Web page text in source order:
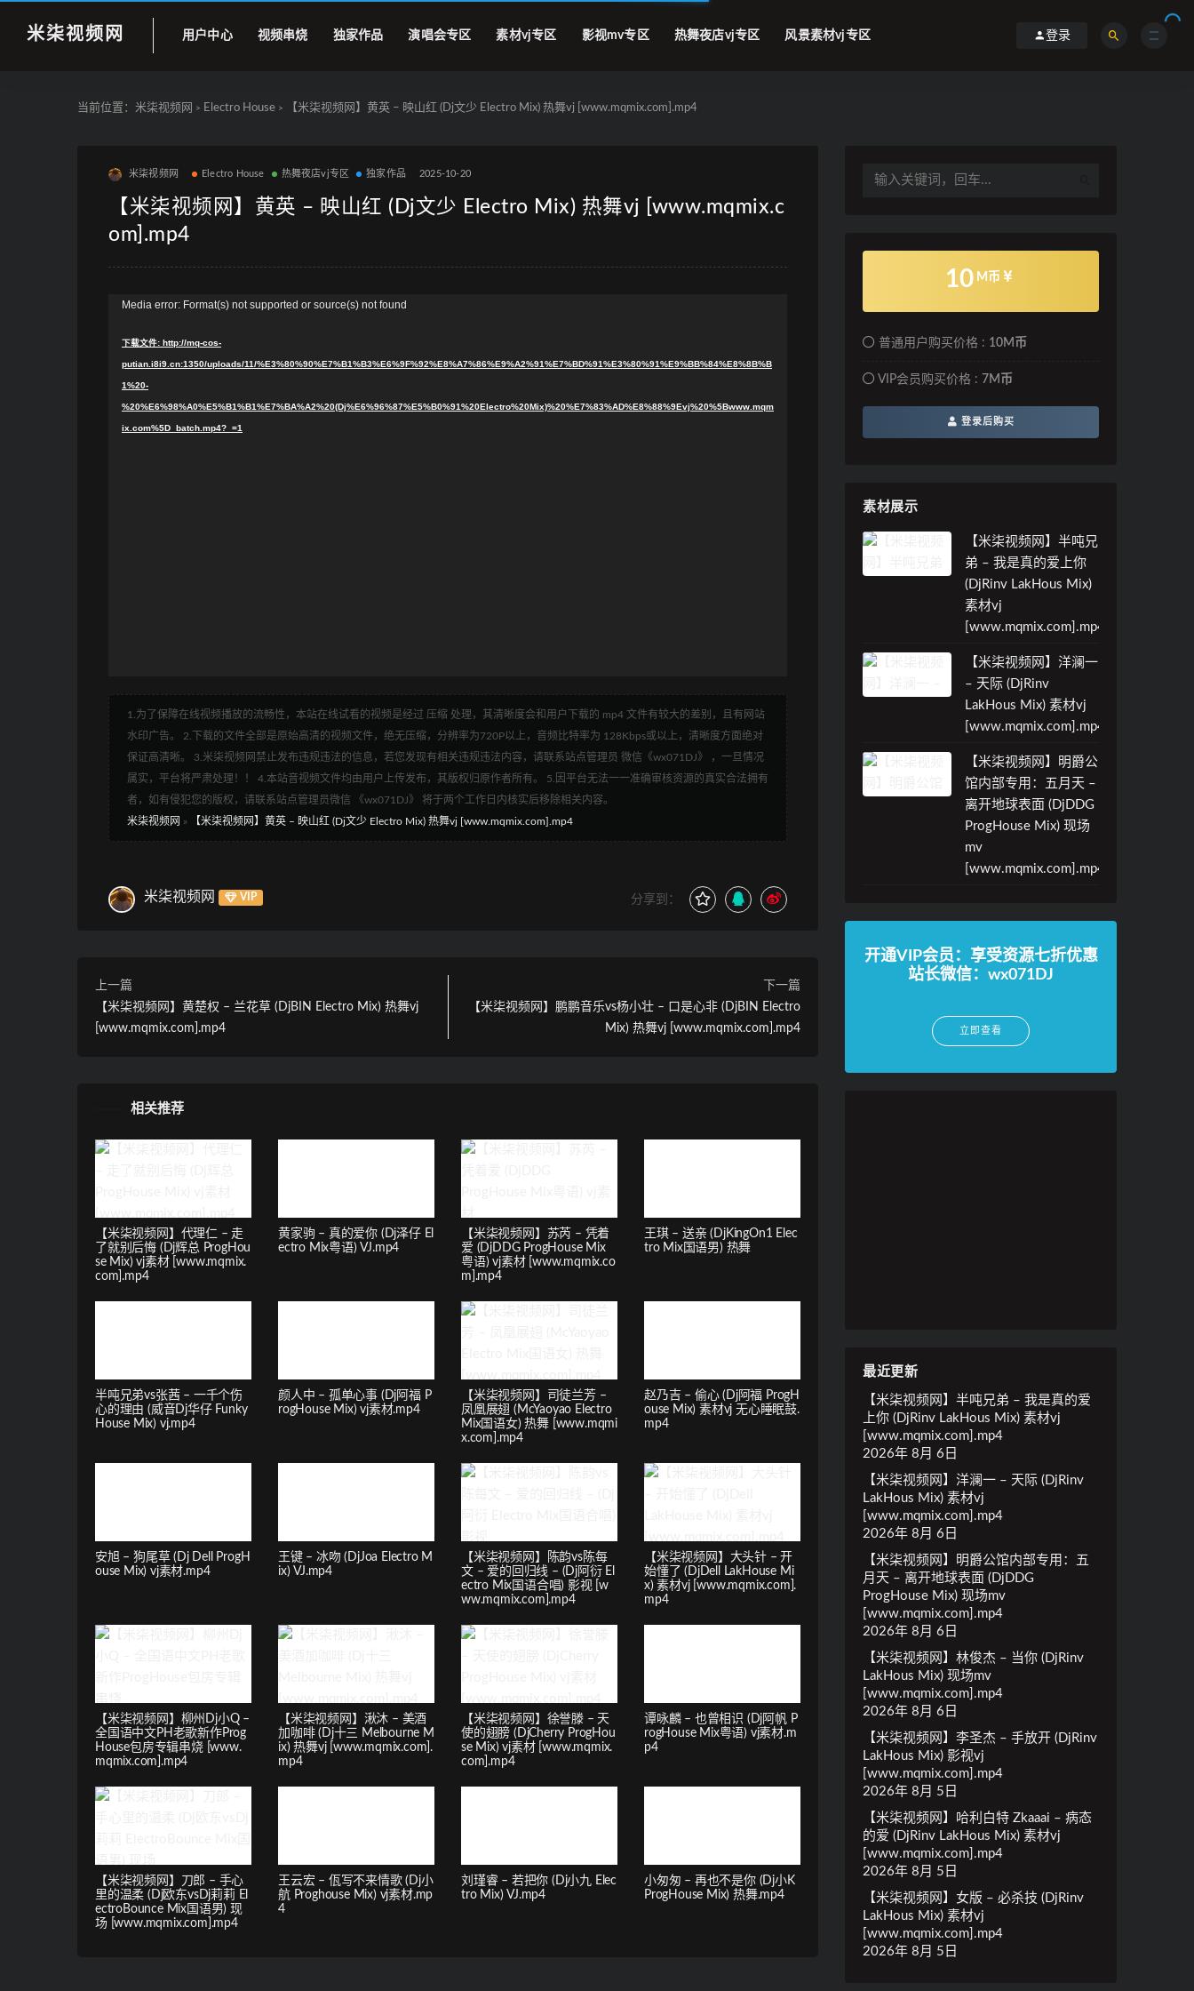
米柒视频网 用户中心 视频串烧 独家作品 演唱会专区 素材vj专区 影视mv专区 热舞夜店vj专区 风景素材vj专区 登录
当前位置： 米柒视频网 > Electro House > 【米柒视频网】黄英 – 映山红 (Dj文少 Electro Mix) 热舞vj [www.mqmix.com].mp4
米柒视频网 Electro House 热舞夜店vj专区 独家作品 2025-10-20
【米柒视频网】黄英 – 映山红 (Dj文少 Electro Mix) 热舞vj [www.mqmix.c
om].mp4
Media error: Format(s) not supported or source(s) not found
下载文件: http://mq-cos-
putian.i8i9.cn:1350/uploads/11/%E3%80%90%E7%B1%B3%E6%9F%92%E8%A7%86%E9%A2%91%E7%BD%91%E3%80%91%E9%BB%84%E8%8B%B
1%20-
%20%E6%98%A0%E5%B1%B1%E7%BA%A2%20(Dj%E6%96%87%E5%B0%91%20Electro%20Mix)%20%E7%83%AD%E8%88%9Evj%20%5Bwww.mqm
ix.com%5D_batch.mp4?_=1
1.为了保障在线视频播放的流畅性，本站在线试看的视频是经过 压缩 处理，其清晰度会和用户下载的 mp4 文件有较大的差别，且有网站
水印广告。 2.下载的文件全部是原始高清的视频文件，绝无压缩，分辨率为720P以上，音频比特率为 128Kbps或以上，清晰度方面绝对
保证高清晰。 3.米柒视频网禁止发布违规违法的信息，若您发现有相关违规违法内容，请联系站点管理员 微信《wx071DJ》 ，一旦情况
属实，平台将严肃处理！！ 4.本站音视频文件均由用户上传发布，其版权归原作者所有。 5.因平台无法一一准确审核资源的真实合法拥有
者，如有侵犯您的版权，请联系站点管理员微信 《wx071DJ》 将于两个工作日内核实后移除相关内容。
米柒视频网 » 【米柒视频网】黄英 – 映山红 (Dj文少 Electro Mix) 热舞vj [www.mqmix.com].mp4
米柒视频网 VIP 分享到：
上一篇
【米柒视频网】黄楚权 – 兰花草 (DjBIN Electro Mix) 热舞vj
[www.mqmix.com].mp4
下一篇
【米柒视频网】鹏鹏音乐vs杨小壮 – 口是心非 (DjBIN Electro
Mix) 热舞vj [www.mqmix.com].mp4
相关推荐
【米柒视频网】代理仁 – 走
了就别后悔 (Dj辉总 ProgHou
se Mix) vj素材 [www.mqmix.
com].mp4
黄家驹 – 真的爱你 (Dj泽仔 El
ectro Mix粤语) VJ.mp4
【米柒视频网】苏芮 – 凭着
爱 (DjDDG ProgHouse Mix
粤语) vj素材 [www.mqmix.co
m].mp4
王琪 – 送亲 (DjKingOn1 Elec
tro Mix国语男) 热舞
半吨兄弟vs张茜 – 一千个伤
心的理由 (威音Dj华仔 Funky
House Mix) vj.mp4
颜人中 – 孤单心事 (Dj阿福 P
rogHouse Mix) vj素材.mp4
【米柒视频网】司徒兰芳 –
凤凰展翅 (McYaoyao Electro
Mix国语女) 热舞 [www.mqmi
x.com].mp4
赵乃吉 – 偷心 (Dj阿福 ProgH
ouse Mix) 素材vj 无心睡眠鼓.
mp4
安旭 – 狗尾草 (Dj Dell ProgH
ouse Mix) vj素材.mp4
王键 – 冰吻 (DjJoa Electro M
ix) VJ.mp4
【米柒视频网】陈韵vs陈每
文 – 爱的回归线 – (Dj阿衍 El
ectro Mix国语合唱) 影视 [w
ww.mqmix.com].mp4
【米柒视频网】大头针 – 开
始懂了 (DjDell LakHouse Mi
x) 素材vj [www.mqmix.com].
mp4
【米柒视频网】柳州Dj小Q –
全国语中文PH老歌新作Prog
House包房专辑串烧 [www.
mqmix.com].mp4
【米柒视频网】湫沐 – 美酒
加咖啡 (Dj十三 Melbourne M
ix) 热舞vj [www.mqmix.com].
mp4
【米柒视频网】徐誉滕 – 天
使的翅膀 (DjCherry ProgHou
se Mix) vj素材 [www.mqmix.
com].mp4
谭咏麟 – 也曾相识 (Dj阿帆 P
rogHouse Mix粤语) vj素材.m
p4
【米柒视频网】刀郎 – 手心
里的温柔 (Dj欧东vsDj莉莉 El
ectroBounce Mix国语男) 现
场 [www.mqmix.com].mp4
王云宏 – 佤写不来情歌 (Dj小
航 Proghouse Mix) vj素材.mp
4
刘瑾睿 – 若把你 (Dj小九 Elec
tro Mix) VJ.mp4
小匆匆 – 再也不是你 (Dj小K
ProgHouse Mix) 热舞.mp4
10 M币
普通用户购买价格 : 10M币
VIP会员购买价格 : 7M币
登录后购买
素材展示
【米柒视频网】半吨兄
弟 – 我是真的爱上你
(DjRinv LakHous Mix)
素材vj
[www.mqmix.com].mp4
【米柒视频网】洋澜一
– 天际 (DjRinv
LakHous Mix) 素材vj
[www.mqmix.com].mp4
【米柒视频网】明爵公
馆内部专用：五月天 –
离开地球表面 (DjDDG
ProgHouse Mix) 现场
mv
[www.mqmix.com].mp4
开通VIP会员：享受资源七折优惠
站长微信：wx071DJ
立即查看
最近更新
【米柒视频网】半吨兄弟 – 我是真的爱
上你 (DjRinv LakHous Mix) 素材vj
[www.mqmix.com].mp4
2026年 8月 6日
【米柒视频网】洋澜一 – 天际 (DjRinv
LakHous Mix) 素材vj
[www.mqmix.com].mp4
2026年 8月 6日
【米柒视频网】明爵公馆内部专用：五
月天 – 离开地球表面 (DjDDG
ProgHouse Mix) 现场mv
[www.mqmix.com].mp4
2026年 8月 6日
【米柒视频网】林俊杰 – 当你 (DjRinv
LakHous Mix) 现场mv
[www.mqmix.com].mp4
2026年 8月 6日
【米柒视频网】李圣杰 – 手放开 (DjRinv
LakHous Mix) 影视vj
[www.mqmix.com].mp4
2026年 8月 5日
【米柒视频网】哈利白特 Zkaaai – 病态
的爱 (DjRinv LakHous Mix) 素材vj
[www.mqmix.com].mp4
2026年 8月 5日
【米柒视频网】女版 – 必杀技 (DjRinv
LakHous Mix) 素材vj
[www.mqmix.com].mp4
2026年 8月 5日